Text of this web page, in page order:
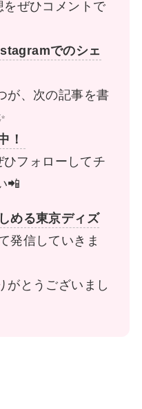
をぜひコメントで
でのシェ
が、次の記事を書
！
ひフォローしてチ
📲
める東京ディズ
発信していきま
がとうございまし